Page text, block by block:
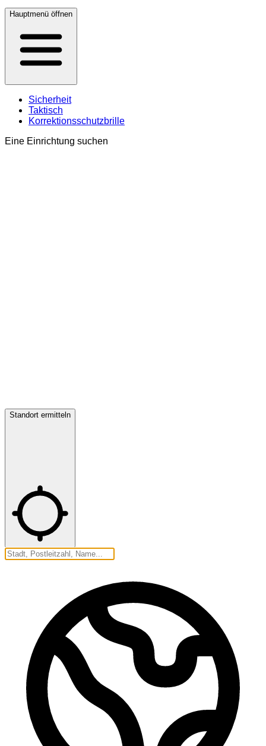
Hauptmenü öffnen
Sicherheit
Taktisch
Korrektionsschutzbrille
Eine Einrichtung suchen
Standort ermitteln